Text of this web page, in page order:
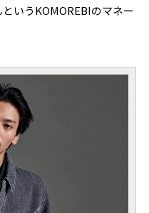
いうKOMOREBIのマネー